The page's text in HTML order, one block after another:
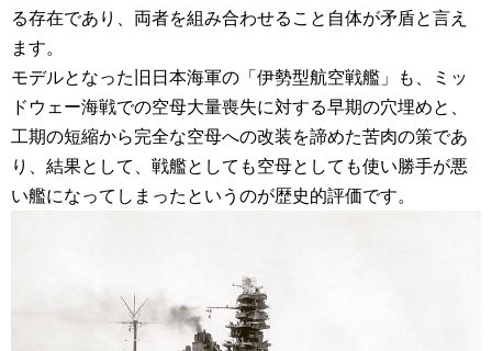
る存在であり、両者を組み合わせること自体が矛盾と言え
ます。
モデルとなった旧日本海軍の「伊勢型航空戦艦」も、ミッ
ドウェー海戦での空母大量喪失に対する早期の穴埋めと、
工期の短縮から完全な空母への改装を諦めた苦肉の策であ
り、結果として、戦艦としても空母としても使い勝手が悪
い艦になってしまったというのが歴史的評価です。